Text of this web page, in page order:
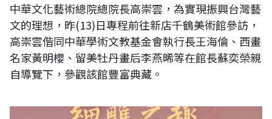
中華文化藝術總院總院長高崇雲，為實現振興台灣藝
文的理想，昨(13)日專程前往新店千鶴美術館參訪，
高崇雲偕同中華學術文教基金會執行長王海倫、西畫
名家黃明櫻、留美牡丹畫后李燕晞等在館長蘇奕榮親
自導覽下，參觀該館豐富典藏。
黃媽慶木雕畫展一細雕之趣